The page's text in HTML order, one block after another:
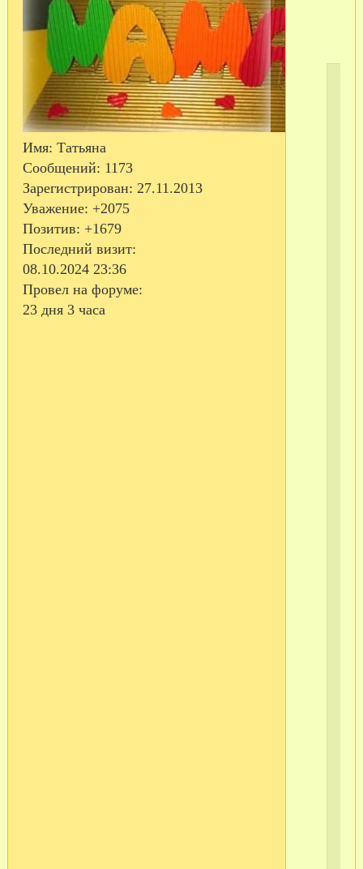
Имя: Татьяна
Сообщений: 1173
Зарегистрирован: 27.11.2013
Уважение: +2075
Позитив: +1679
Последний визит:
08.10.2024 23:36
Провел на форуме:
23 дня 3 часа